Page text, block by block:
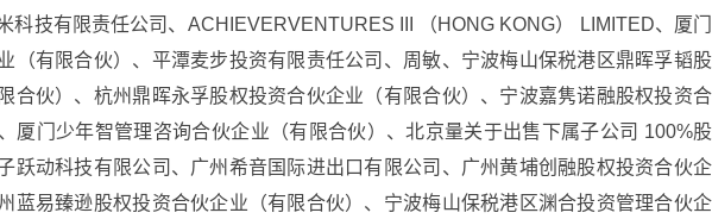
科技有限责任公司、ACHIEVERVENTURES III （HONG KONG） LIMITED、厦门
（有限合伙）、平潭麦步投资有限责任公司、周敏、宁波梅山保税港区鼎晖孚韬股
合伙）、杭州鼎晖永孚股权投资合伙企业（有限合伙）、宁波嘉隽诺融股权投资合
厦门少年智管理咨询合伙企业（有限合伙）、北京量关于出售下属子公司 100%股
跃动科技有限公司、广州希音国际进出口有限公司、广州黄埔创融股权投资合伙企
蓝易臻逊股权投资合伙企业（有限合伙）、宁波梅山保税港区渊合投资管理合伙企